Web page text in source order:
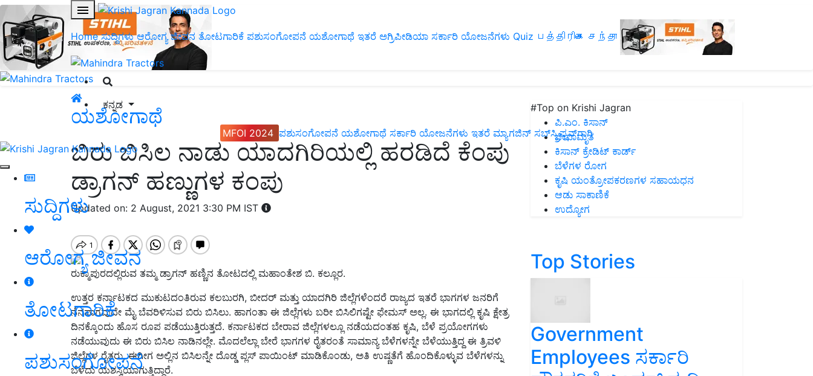
Home ಸುದ್ದಿಗಳು ಆರೋಗ್ಯ ಜೀವನ ತೋಟಗಾರಿಕೆ ಪಶುಸಂಗೋಪನೆ ಯಶೋಗಾಥೆ ಇತರೆ ಅಗ್ರಿಪೀಡಿಯಾ ಸರ್ಕಾರಿ ಯೋಜನೆಗಳು Quiz பத்திரிகை சந்தா
ಕನ್ನಡ
MFOI 2024 ಪಶುಸಂಗೋಪನೆ ಯಶೋಗಾಥೆ ಸರ್ಕಾರಿ ಯೋಜನೆಗಳು ಇತರೆ ಮ್ಯಾಗಜಿನ್‌ ಸಬ್‌ಸ್ಕ್ರಿಪ್ಷನ್‌ಗಾಗಿ
ಸುದ್ದಿಗಳು
ಆರೋಗ್ಯ ಜೀವನ
ತೋಟಗಾರಿಕೆ
ಪಶುಸಂಗೋಪನೆ
ಯಶೋಗಾಥೆ
ಬಿರು ಬಿಸಿಲ ನಾಡು ಯಾದಗಿರಿಯಲ್ಲಿ ಹರಡಿದೆ ಕೆಂಪು
ಡ್ರಾಗನ್ ಹಣ್ಣುಗಳ ಕಂಪು
Updated on: 2 August, 2021 3:30 PM IST
ರುಕ್ಮಾಪುರದಲ್ಲಿರುವ ತಮ್ಮ ಡ್ರಾಗನ್ ಹಣ್ಣಿನ ತೋಟದಲ್ಲಿ ಮಹಾಂತೇಶ ಬಿ. ಕಲ್ಲೂರ.
ಉತ್ತರ ಕರ್ನಾಟಕದ ಮುಕುಟದಂತಿರುವ ಕಲಬುರಗಿ, ಬೀದರ್ ಮತ್ತು ಯಾದಗಿರಿ ಜಿಲ್ಲೆಗಳೆಂದರೆ ರಾಜ್ಯದ ಇತರೆ ಭಾಗಗಳ ಜನರಿಗೆ
ನೆನಪಾಗವುದೇ ಮೈ ಬೆವರಿಳಿಸುವ ಬಿರು ಬಿಸಿಲು. ಹಾಗಂತಾ ಈ ಜಿಲ್ಲೆಗಳು ಬರೀ ಬಿಸಿಲಿಗಷ್ಟೇ ಫೇಮಸ್ ಅಲ್ಲ. ಈ ಭಾಗದಲ್ಲಿ ಕೃಷಿ ಕ್ಷೇತ್ರ
ದಿನಕ್ಕೊಂದು ಹೊಸ ರೂಪ ಪಡೆಯುತ್ತಿರುತ್ತದೆ. ಕರ್ನಾಟಕದ ಬೇರಾವ ಜಿಲ್ಲೆಗಳಲ್ಲೂ ನಡೆಯದಂತಹ ಕೃಷಿ, ಬೆಳೆ ಪ್ರಯೋಗಗಳು
ನಡೆಯುವುದು ಈ ಬಿರು ಬಿಸಿಲ ನಾಡಿನಲ್ಲೇ. ಮೊದಲೆಲ್ಲಾ ಬೇರೆ ಭಾಗಗಳ ರೈತರಂತೆ ಸಾಮಾನ್ಯ ಬೆಳೆಗಳನ್ನೇ ಬೆಳೆಯುತ್ತಿದ್ದ ಈ ತ್ರಿವಳಿ
ಜಿಲ್ಲೆಗಳ ರೈತರು, ಈಗೀಗ ಅಲ್ಲಿನ ಬಿಸಿಲನ್ನೇ ದೊಡ್ಡ ಪ್ಲಸ್ ಪಾಯಿಂಟ್ ಮಾಡಿಕೊಂಡು, ಅತಿ ಉಷ್ಣತೆಗೆ ಹೊಂದಿಕೊಳ್ಳುವ ಬೆಳೆಗಳನ್ನು
ಬೆಳೆದು ಯಶಸ್ವಿಯಾಗುತ್ತಿದ್ದಾರೆ.
#Top on Krishi Jagran
ಪಿ.ಎಂ. ಕಿಸಾನ್
ಜೀವಾಮೃತ
ಕಿಸಾನ್ ಕ್ರೇಡಿಟ್ ಕಾರ್ಡ್
ಬೆಳೆಗಳ ರೋಗ
ಕೃಷಿ ಯಂತ್ರೋಪಕರಣಗಳ ಸಹಾಯಧನ
ಆಡು ಸಾಕಾಣಿಕೆ
ಉದ್ಯೋಗ
Top Stories
Government
Employees ಸರ್ಕಾರಿ